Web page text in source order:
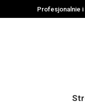
Profesjonalnie